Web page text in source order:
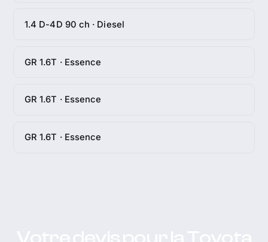
1.4 D-4D 90 ch · Diesel
GR 1.6T · Essence
GR 1.6T · Essence
GR 1.6T · Essence